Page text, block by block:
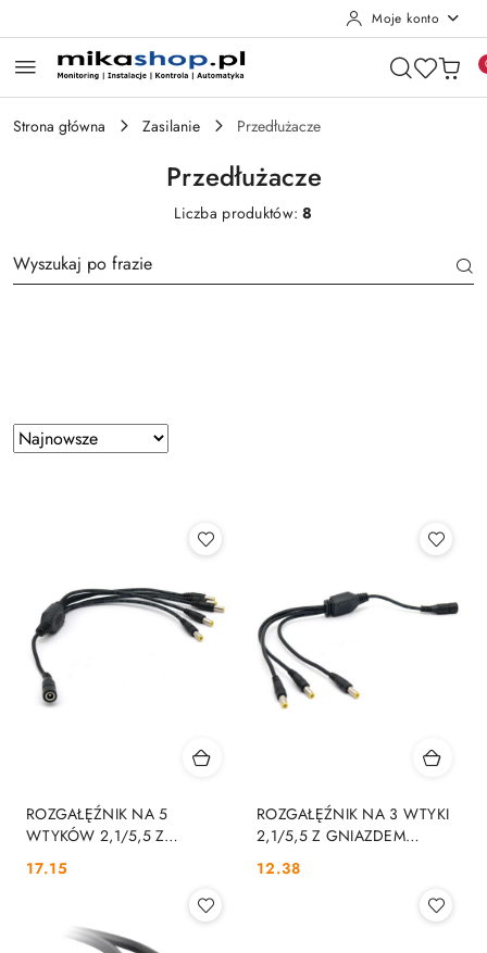
Moje konto
Strona główna Zasilanie Przedłużacze
Przedłużacze
Liczba produktów:8
Zastosowano
sortowanie:
Sortuj
według
ROZGAŁĘŹNIK NA 5
WTYKÓW 2,1/5,5 Z
GNIAZDEM SUNNY
Cena:
17.15
ROZGAŁĘŹNIK NA 3 WTYKI
2,1/5,5 Z GNIAZDEM
SUNNY
Cena:
12.38